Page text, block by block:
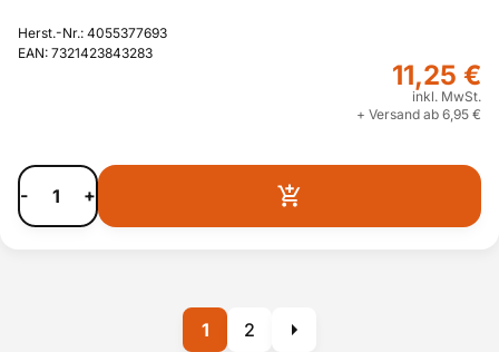
Herst.-Nr.: 4055377693
EAN: 7321423843283
11,25 €
inkl. MwSt.
+ Versand ab 6,95 €
- +
1 2